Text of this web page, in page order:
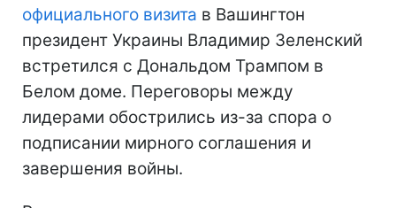
официального визита в Вашингтон
президент Украины Владимир Зеленский
встретился с Дональдом Трампом в
Белом доме. Переговоры между
лидерами обострились из-за спора о
подписании мирного соглашения и
завершения войны.